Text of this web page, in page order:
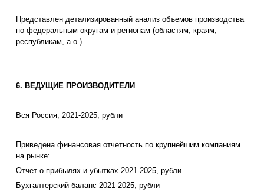
Представлен детализированный анализ объемов производства
по федеральным округам и регионам (областям, краям,
республикам, а.о.).
6. ВЕДУЩИЕ ПРОИЗВОДИТЕЛИ
Вся Россия, 2021-2025, рубли
Приведена финансовая отчетность по крупнейшим компаниям
на рынке:
Отчет о прибылях и убытках 2021-2025, рубли
Бухгалтерский баланс 2021-2025, рубли